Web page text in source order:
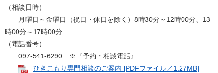
（相談日時）
月曜日～金曜日（祝日・休日を除く）8時30分～12時00分、13
時00分～17時00分
（電話番号）
097-541-6290 ※『予約・相談電話』
ひきこもり専門相談のご案内 [PDFファイル／1.27MB]